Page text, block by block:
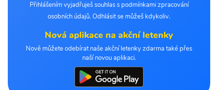
Přihlášením vyjadřuješ souhlas s podmínkami zpracování
osobních údajů. Odhlásit se můžeš kdykoliv.
Nová aplikace na akční letenky
Nově můžete odebírat naše akční letenky zdarma také přes
naší novou aplikaci.